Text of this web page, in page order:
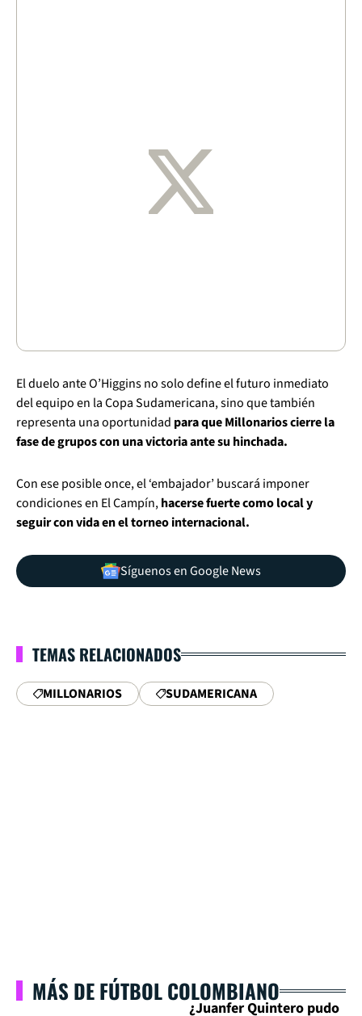
El duelo ante O’Higgins no solo define el futuro inmediato
del equipo en la Copa Sudamericana, sino que también
representa una oportunidad para que Millonarios cierre la
fase de grupos con una victoria ante su hinchada.
Con ese posible once, el ‘embajador’ buscará imponer
condiciones en El Campín,hacerse fuerte como local y
seguir con vida en el torneo internacional.
Síguenos en Google News
TEMAS RELACIONADOS
MILLONARIOS SUDAMERICANA
MÁS DE FÚTBOL COLOMBIANO
¿Juanfer Quintero pudo